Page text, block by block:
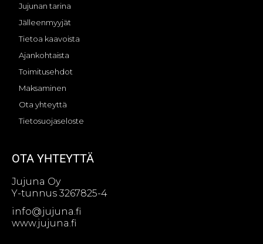
Jujunan tarina
Jälleenmyyjät
Tietoa kaavoista
Ajankohtaista
Toimitusehdot
Maksaminen
Ota yhteyttä
Tietosuojaseloste
OTA YHTEYTTÄ
Jujuna Oy
Y-tunnus 3267825-4
info@jujuna.fi
www.jujuna.fi